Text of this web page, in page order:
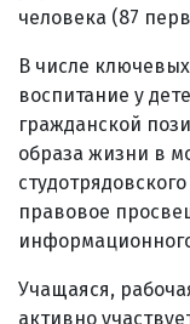
человека (87
В числе
воспитание у
гражданской
образа жизни в
правовое
Учащаяся,
активно